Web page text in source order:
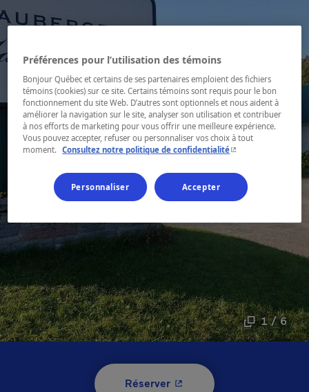
1 / 6
Réserver- Cet hyperlien s'ouvrira
Préférences pour l’utilisation des témoins
Bonjour Québec et certains de ses partenaires emploient des fichiers
témoins (cookies) sur ce site. Certains témoins sont requis pour le bon
fonctionnement du site Web. D’autres sont optionnels et nous aident à
améliorer la navigation sur le site, analyser son utilisation et contribuer
à nos efforts de marketing pour vous offrir une meilleure expérience.
Vous pouvez accepter, refuser ou personnaliser vos choix à tout
moment.
Consultez notre politique de confidentialité- Cet hyperlien
Personnaliser Accepter